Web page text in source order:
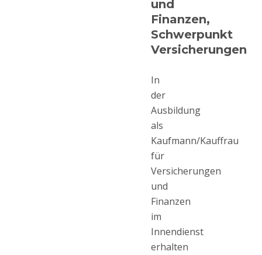
und
Finanzen,
Schwerpunkt
Versicherungen
In
der
Ausbildung
als
Kaufmann/Kauffrau
für
Versicherungen
und
Finanzen
im
Innendienst
erhalten